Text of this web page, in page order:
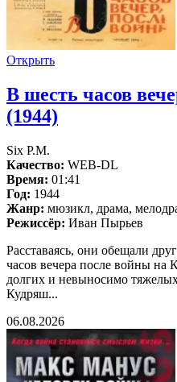
Открыть
В шесть часов
(1944)
Six P.M.
Качество: WEB-DL
Время: 01:41
Год: 1944
Жанр: мюзикл, драма,
Режиссёр: Иван Пырьев
Расставаясь, они обещали
часов вечера после войны
долгих и невыносимо
Кудряш...
06.08.2026